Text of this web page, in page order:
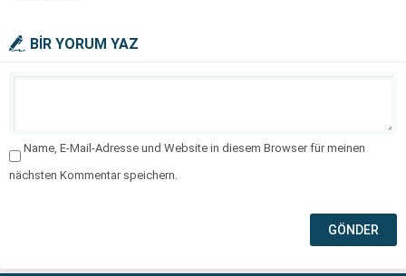
BİR YORUM YAZ
Name, E-Mail-Adresse und Website in diesem Browser für meinen
nächsten Kommentar speichern.